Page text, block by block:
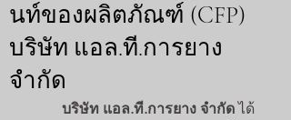
นท์ของผลิตภัณฑ์ (CFP)
บริษัท แอล.ที.การยาง
จำกัด
	บริษัท แอล.ที.การยาง จำกัด
ได้